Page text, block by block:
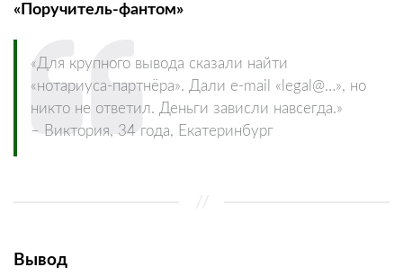
«Поручитель‑фантом»
«Для крупного вывода сказали найти
«нотариуса‑партнёра». Дали e‑mail «legal@…», но
никто не ответил. Деньги зависли навсегда.»
– Виктория, 34 года, Екатеринбург
Вывод